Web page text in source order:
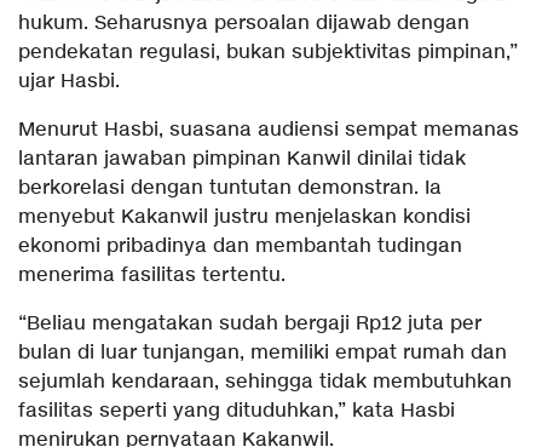
hukum. Seharusnya persoalan dijawab dengan
pendekatan regulasi, bukan subjektivitas pimpinan,”
ujar Hasbi.
Menurut Hasbi, suasana audiensi sempat memanas
lantaran jawaban pimpinan Kanwil dinilai tidak
berkorelasi dengan tuntutan demonstran. Ia
menyebut Kakanwil justru menjelaskan kondisi
ekonomi pribadinya dan membantah tudingan
menerima fasilitas tertentu.
“Beliau mengatakan sudah bergaji Rp12 juta per
bulan di luar tunjangan, memiliki empat rumah dan
sejumlah kendaraan, sehingga tidak membutuhkan
fasilitas seperti yang dituduhkan,” kata Hasbi
menirukan pernyataan Kakanwil.